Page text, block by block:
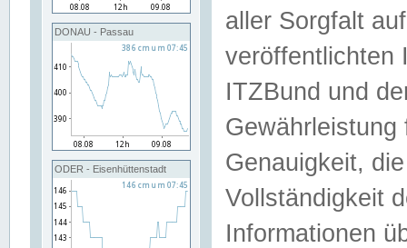
DONAU - Passau
ODER - Eisenhüttenstadt
aller Sorgfalt
veröffentlichten
ITZBund und
Genauigkeit,
Vollständigkeit
Informationen